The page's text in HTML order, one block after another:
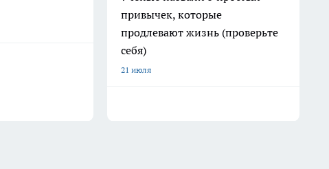
привычек, которые
продлевают жизнь (проверьте
себя)
21 июля